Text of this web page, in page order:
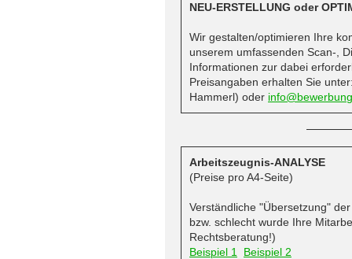
NEU-ERSTELLUNG oder
Wir gestalten/optimieren Ihre
unserem umfassenden Scan-,
Informationen zur dabei
Preisangaben erhalten Sie
Hammerl) oder
Arbeitszeugnis-ANALYSE
(Preise pro A4-Seite)
Verständliche "Übersetzung"
bzw. schlecht wurde Ihre
Rechtsberatung!)
Beispiel 1
Beispiel 2